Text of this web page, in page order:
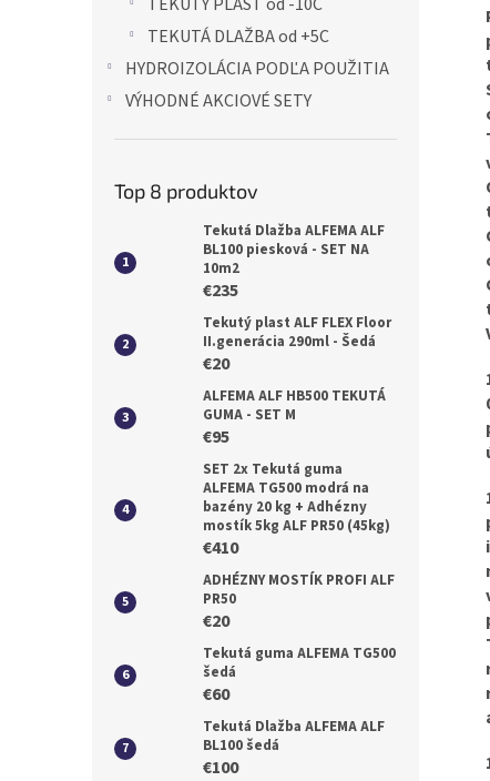
TEKUTÁ DLAŽBA od +5C
HYDROIZOLÁCIA PODĽA POUŽITIA
VÝHODNÉ AKCIOVÉ SETY
Top 8 produktov
Tekutá Dlažba ALFEMA ALF
BL100 piesková - SET NA
10m2
€235
Tekutý plast ALF FLEX Floor
II.generácia 290ml - Šedá
€20
ALFEMA ALF HB500 TEKUTÁ
GUMA - SET M
€95
SET 2x Tekutá guma
ALFEMA TG500 modrá na
bazény 20 kg + Adhézny
mostík 5kg ALF PR50 (45kg)
€410
ADHÉZNY MOSTÍK PROFI ALF
PR50
€20
Tekutá guma ALFEMA TG500
šedá
€60
Tekutá Dlažba ALFEMA ALF
BL100 šedá
€100